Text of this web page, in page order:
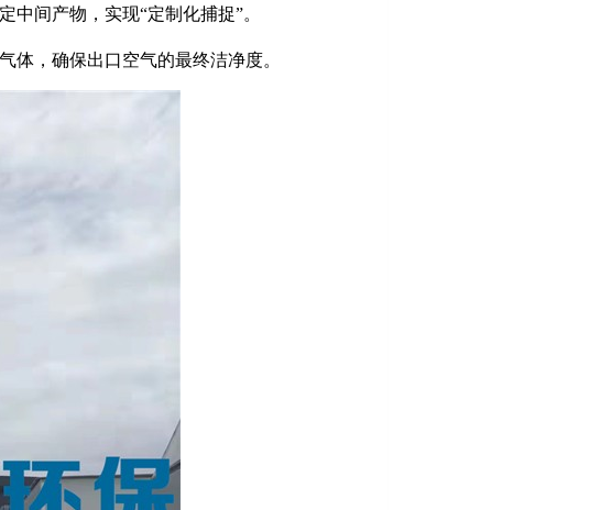
中间产物，实现“定制化捕捉”。
体，确保出口空气的最终洁净度。